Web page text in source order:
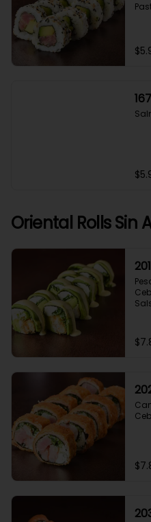
Oriental Rolls Sin